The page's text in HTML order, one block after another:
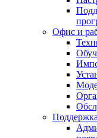
Офис и